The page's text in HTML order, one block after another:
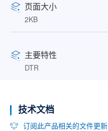
页面大小
2KB
主要特性
DTR
技术文档
订阅此产品相关的文件更新